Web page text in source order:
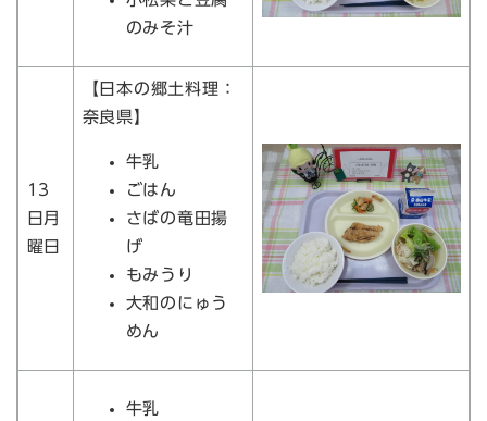
のみそ汁
13
日月
曜日
【日本の郷土料理：
奈良県】
牛乳
ごはん
さばの竜田揚
げ
もみうり
大和のにゅう
めん
牛乳